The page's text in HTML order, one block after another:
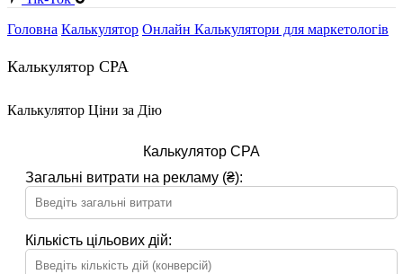
Головна Калькулятор Онлайн Калькулятори для маркетологів
Калькулятор CPA
Калькулятор Ціни за Дію
Калькулятор CPA
Загальні витрати на рекламу (₴):
Кількість цільових дій: